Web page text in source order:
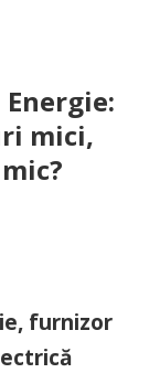
Energie:
mici,
furnizor